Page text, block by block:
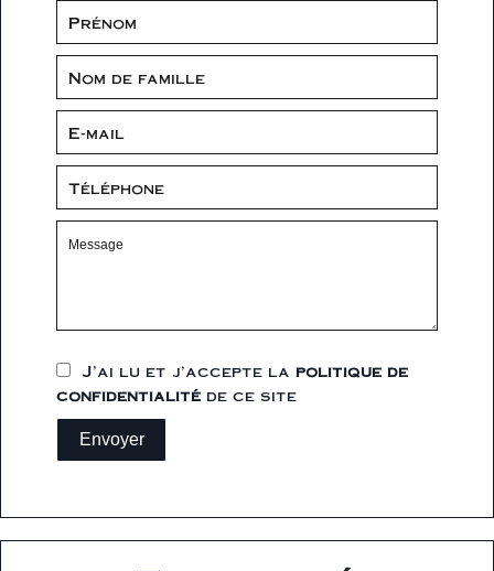
J’ai lu et j'accepte la politique de
confidentialité de ce site
Envoyer